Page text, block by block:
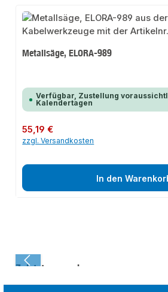
Metallsäge, ELORA-989
Verfügbar, Zustellung
Kalendertagen
Regulärer Preis:
55,19 €
zzgl. Versandkosten
In den
Zuletzt angesehen: